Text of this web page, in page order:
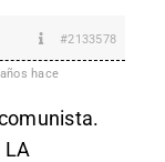
#2133578
hace
LA